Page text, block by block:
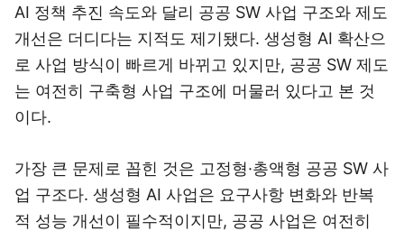
AI 정책 추진 속도와 달리 공공 SW 사업 구조와 제도
개선은 더디다는 지적도 제기됐다. 생성형 AI 확산으
로 사업 방식이 빠르게 바뀌고 있지만, 공공 SW 제도
는 여전히 구축형 사업 구조에 머물러 있다고 본 것
이다.
가장 큰 문제로 꼽힌 것은 고정형·총액형 공공 SW 사
업 구조다. 생성형 AI 사업은 요구사항 변화와 반복
적 성능 개선이 필수적이지만, 공공 사업은 여전히